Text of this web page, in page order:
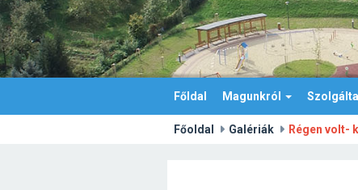
Főldal Magunkról
Főoldal Galériák Régen volt-